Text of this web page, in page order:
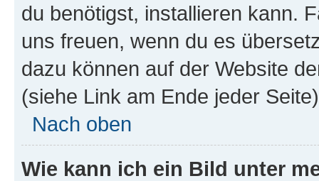
du benötigst, installieren kann.
uns freuen, wenn du es
dazu können auf der Website
(siehe Link am Ende jeder
Nach oben
Wie kann ich ein Bild unter